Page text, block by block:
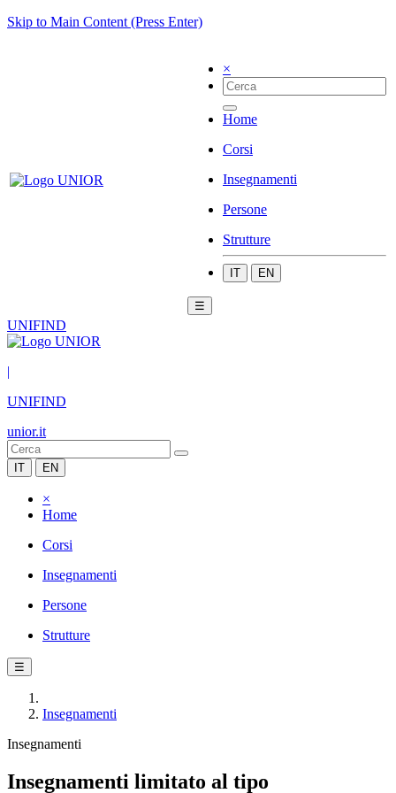
Skip to Main Content (Press Enter)
×
Home
Corsi
Insegnamenti
Persone
Strutture
IT EN
☰
UNIFIND
|
UNIFIND
unior.it
IT EN
×
Home
Corsi
Insegnamenti
Persone
Strutture
☰
Insegnamenti
Insegnamenti
Insegnamenti limitato al tipo